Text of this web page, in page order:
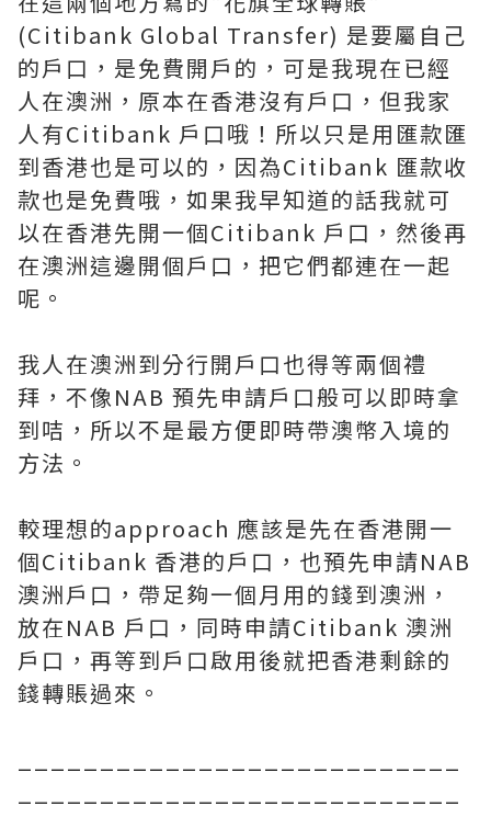
(Citibank Global Transfer) 是要屬自己
的戶口，是免費開戶的，可是我現在已經
人在澳洲，原本在香港沒有戶口，但我家
人有Citibank 戶口哦！所以只是用匯款匯
到香港也是可以的，因為Citibank 匯款收
款也是免費哦，如果我早知道的話我就可
以在香港先開一個Citibank 戶口，然後再
在澳洲這邊開個戶口，把它們都連在一起
呢。
我人在澳洲到分行開戶口也得等兩個禮
拜，不像NAB 預先申請戶口般可以即時拿
到咭，所以不是最方便即時帶澳幣入境的
方法。
較理想的approach 應該是先在香港開一
個Citibank 香港的戶口，也預先申請NAB
澳洲戶口，帶足夠一個月用的錢到澳洲，
放在NAB 戶口，同時申請Citibank 澳洲
戶口，再等到戶口啟用後就把香港剩餘的
錢轉賬過來。